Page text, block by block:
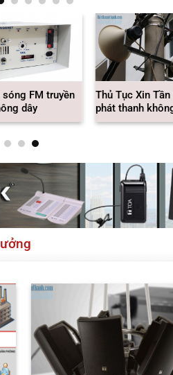
Thủ Tục Xin
phát thanh
sóng FM truyền
dây